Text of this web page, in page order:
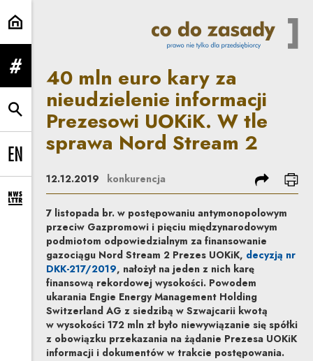
40 mln euro kary za
rozwiń menu
rozwiń wyszukiwarkę
Change language to EN
rozwiń formularz zapisu na newsletter
40 mln euro kary za
nieudzielenie informacji
Prezesowi UOKiK. W tle
sprawa Nord Stream 2
12.12.2019 konkurencja podziel się
7 listopada br. w postępowaniu antymonopolowym
przeciw Gazpromowi i pięciu międzynarodowym
podmiotom odpowiedzialnym za finansowanie
gazociągu Nord Stream 2 Prezes UOKiK, decyzją nr
DKK-217/2019Uwaga, link zostanie otwarty w nowym oknie
, nałożył na jeden z nich karę
finansową rekordowej wysokości. Powodem
ukarania Engie Energy Management Holding
Switzerland AG z siedzibą w Szwajcarii kwotą
w wysokości 172 mln zł było niewywiązanie się spółki
z obowiązku przekazania na żądanie Prezesa UOKiK
informacji i dokumentów w trakcie postępowania.